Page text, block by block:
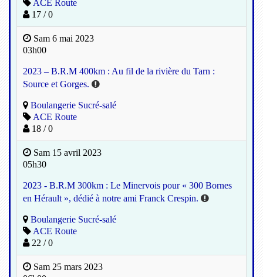
ACE Route
17 / 0
Sam 6 mai 2023
03h00
2023 – B.R.M 400km : Au fil de la rivière du Tarn :
Source et Gorges.
Boulangerie Sucré-salé
ACE Route
18 / 0
Sam 15 avril 2023
05h30
2023 - B.R.M 300km : Le Minervois pour « 300 Bornes
en Hérault », dédié à notre ami Franck Crespin.
Boulangerie Sucré-salé
ACE Route
22 / 0
Sam 25 mars 2023